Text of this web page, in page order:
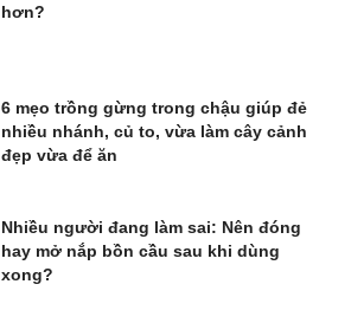
hơn?
6 mẹo trồng gừng trong chậu giúp đẻ
nhiều nhánh, củ to, vừa làm cây cảnh
đẹp vừa để ăn
Nhiều người đang làm sai: Nên đóng
hay mở nắp bồn cầu sau khi dùng
xong?